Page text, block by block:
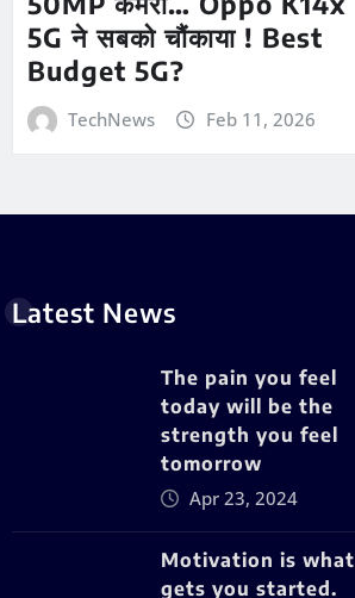
5G ने सबको चौंकाया ! Best
Budget 5G?
TechNews Feb 11, 2026
Latest News
The pain you feel
today will be the
strength you feel
tomorrow
Apr 23, 2024
Motivation is what
gets you started.